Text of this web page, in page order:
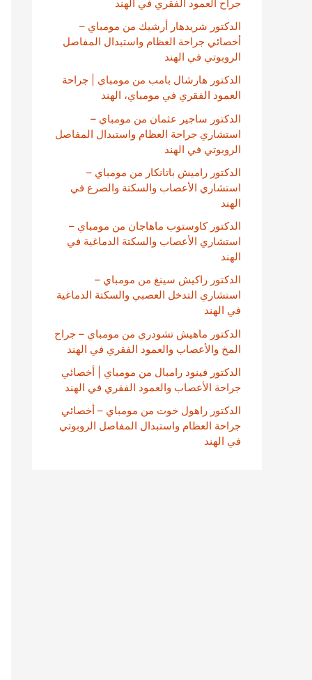
جراح العمود الفقري في الهند
الدكتور شريدهار أرشيك من مومباي –
أخصائي جراحة العظام واستبدال المفاصل
الروبوتي في الهند
الدكتور هارشال بامب من مومباي | جراحة
العمود الفقري في مومباي، الهند
الدكتور ساجير عثمان من مومباي –
استشاري جراحة العظام واستبدال المفاصل
الروبوتي في الهند
الدكتور راميش باتانكار من مومباي –
استشاري الأعصاب والسكتة والصرع في
الهند
الدكتور كاوستوب ماهاجان من مومباي –
استشاري الأعصاب والسكتة الدماغية في
الهند
الدكتور راكيش سينغ من مومباي –
استشاري التدخل العصبي والسكتة الدماغية
في الهند
الدكتور ماهيش تشودري من مومباي – جراح
المخ والأعصاب والعمود الفقري في الهند
الدكتور فينود رامبال من مومباي | أخصائي
جراحة الأعصاب والعمود الفقري في الهند
الدكتور راهول خوت من مومباي – أخصائي
جراحة العظام واستبدال المفاصل الروبوتي
في الهند